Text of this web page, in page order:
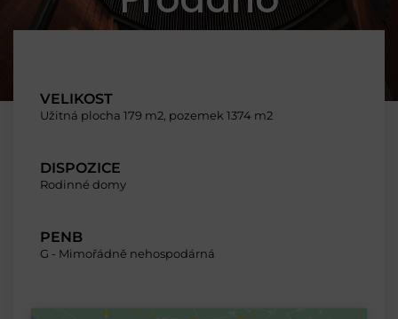
VELIKOST
Užitná plocha 179 m2, pozemek 1374 m2
DISPOZICE
Rodinné domy
PENB
G - Mimořádně nehospodárná